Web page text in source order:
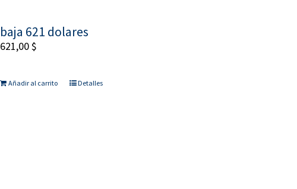
baja 621 dolares
621,00$
Añadir al carrito Detalles